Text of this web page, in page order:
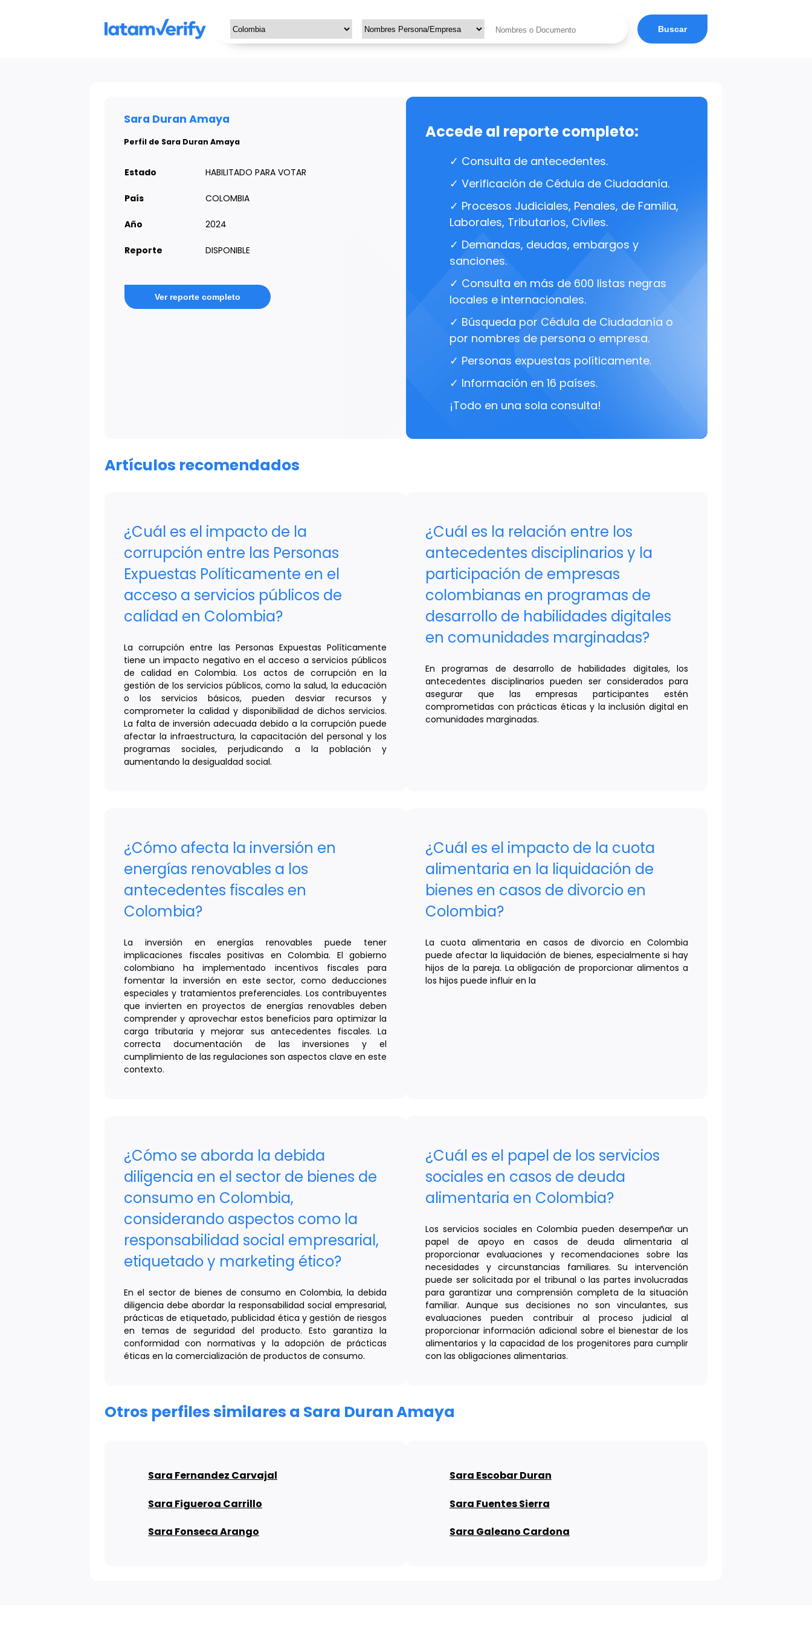
Buscar
Sara Duran Amaya
Perfil de Sara Duran Amaya
Estado HABILITADO PARA VOTAR
País COLOMBIA
Año 2024
Reporte DISPONIBLE
Ver reporte completo
Accede al reporte completo:
✓ Consulta de antecedentes.
✓ Verificación de Cédula de Ciudadanía.
✓ Procesos Judiciales, Penales, de Familia,
Laborales, Tributarios, Civiles.
✓ Demandas, deudas, embargos y
sanciones.
✓ Consulta en más de 600 listas negras
locales e internacionales.
✓ Búsqueda por Cédula de Ciudadanía o
por nombres de persona o empresa.
✓ Personas expuestas políticamente.
✓ Información en 16 países.
¡Todo en una sola consulta!
Artículos recomendados
¿Cuál es el impacto de la
corrupción entre las Personas
Expuestas Políticamente en el
acceso a servicios públicos de
calidad en Colombia?
La corrupción entre las Personas Expuestas Políticamente
tiene un impacto negativo en el acceso a servicios públicos
de calidad en Colombia. Los actos de corrupción en la
gestión de los servicios públicos, como la salud, la educación
o los servicios básicos, pueden desviar recursos y
comprometer la calidad y disponibilidad de dichos servicios.
La falta de inversión adecuada debido a la corrupción puede
afectar la infraestructura, la capacitación del personal y los
programas sociales, perjudicando a la población y
aumentando la desigualdad social.
¿Cuál es la relación entre los
antecedentes disciplinarios y la
participación de empresas
colombianas en programas de
desarrollo de habilidades digitales
en comunidades marginadas?
En programas de desarrollo de habilidades digitales, los
antecedentes disciplinarios pueden ser considerados para
asegurar que las empresas participantes estén
comprometidas con prácticas éticas y la inclusión digital en
comunidades marginadas.
¿Cómo afecta la inversión en
energías renovables a los
antecedentes fiscales en
Colombia?
La inversión en energías renovables puede tener
implicaciones fiscales positivas en Colombia. El gobierno
colombiano ha implementado incentivos fiscales para
fomentar la inversión en este sector, como deducciones
especiales y tratamientos preferenciales. Los contribuyentes
que invierten en proyectos de energías renovables deben
comprender y aprovechar estos beneficios para optimizar la
carga tributaria y mejorar sus antecedentes fiscales. La
correcta documentación de las inversiones y el
cumplimiento de las regulaciones son aspectos clave en este
contexto.
¿Cuál es el impacto de la cuota
alimentaria en la liquidación de
bienes en casos de divorcio en
Colombia?
La cuota alimentaria en casos de divorcio en Colombia
puede afectar la liquidación de bienes, especialmente si hay
hijos de la pareja. La obligación de proporcionar alimentos a
los hijos puede influir en la
¿Cómo se aborda la debida
diligencia en el sector de bienes de
consumo en Colombia,
considerando aspectos como la
responsabilidad social empresarial,
etiquetado y marketing ético?
En el sector de bienes de consumo en Colombia, la debida
diligencia debe abordar la responsabilidad social empresarial,
prácticas de etiquetado, publicidad ética y gestión de riesgos
en temas de seguridad del producto. Esto garantiza la
conformidad con normativas y la adopción de prácticas
éticas en la comercialización de productos de consumo.
¿Cuál es el papel de los servicios
sociales en casos de deuda
alimentaria en Colombia?
Los servicios sociales en Colombia pueden desempeñar un
papel de apoyo en casos de deuda alimentaria al
proporcionar evaluaciones y recomendaciones sobre las
necesidades y circunstancias familiares. Su intervención
puede ser solicitada por el tribunal o las partes involucradas
para garantizar una comprensión completa de la situación
familiar. Aunque sus decisiones no son vinculantes, sus
evaluaciones pueden contribuir al proceso judicial al
proporcionar información adicional sobre el bienestar de los
alimentarios y la capacidad de los progenitores para cumplir
con las obligaciones alimentarias.
Otros perfiles similares a Sara Duran Amaya
Sara Fernandez Carvajal
Sara Figueroa Carrillo
Sara Fonseca Arango
Sara Escobar Duran
Sara Fuentes Sierra
Sara Galeano Cardona